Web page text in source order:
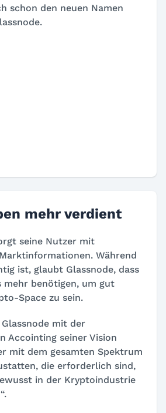
schon den neuen Namen
.
mehr verdient
seine Nutzer mit
Während
ist, glaubt Glassnode, dass
mehr benötigen, um gut
Space zu sein.
mit der
Accointing seiner Vision
mit dem gesamten Spektrum
die erforderlich sind,
in der Kryptoindustrie